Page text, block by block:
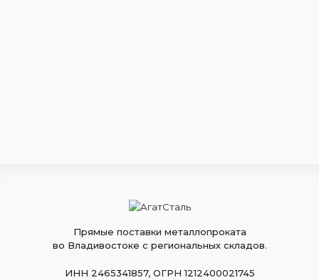
Прямые поставки металлопроката
во Владивостоке с региональных складов.
ИНН 2465341857, ОГРН 1212400021745